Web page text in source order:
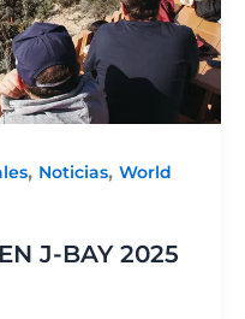
, Noticias, World
J-BAY 2025